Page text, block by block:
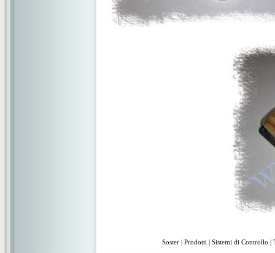
Soster| Prodotti | Sistemi di Controllo |